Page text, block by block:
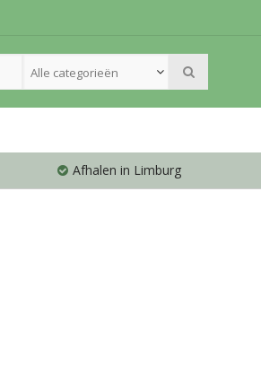
Alle categorieën
Afhalen in Limburg